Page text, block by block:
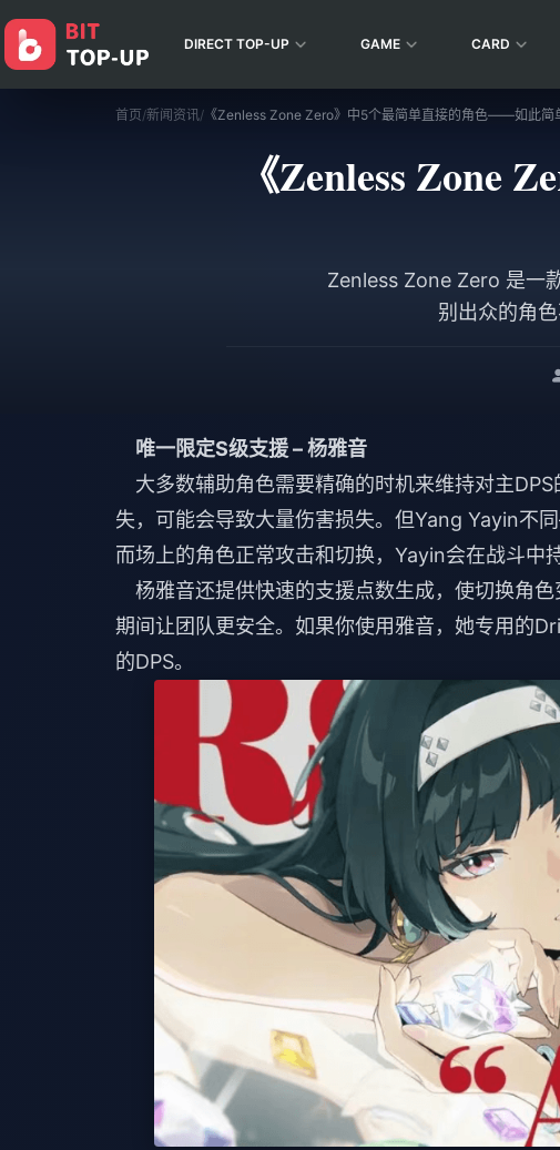
DIRECT TOP-UP GAME CARD
首页/新闻资讯/
《Zenless Zone
Zenless Zone Zero 是一
别出众的角
唯一限定S级支援 – 杨雅音
大多数辅助角色需要精确的时机来维持对主
失，可能会导致大量伤害损失。但Yang Yayin
而场上的角色正常攻击和切换，Yayin会在战斗中
杨雅音还提供快速的支援点数生成，使切换角
期间让团队更安全。如果你使用雅音，她专用的
的DPS。